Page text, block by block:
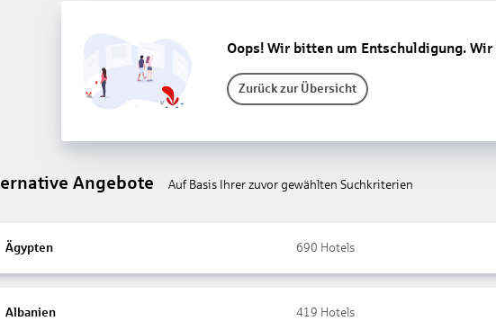
Oops! Wir bitten um Entschuldigung.
Zurück zur Übersicht
Angebote Auf Basis Ihrer zuvor gewählten Suchkriterien
Ägypten 690 Hotels
Albanien 419 Hotels